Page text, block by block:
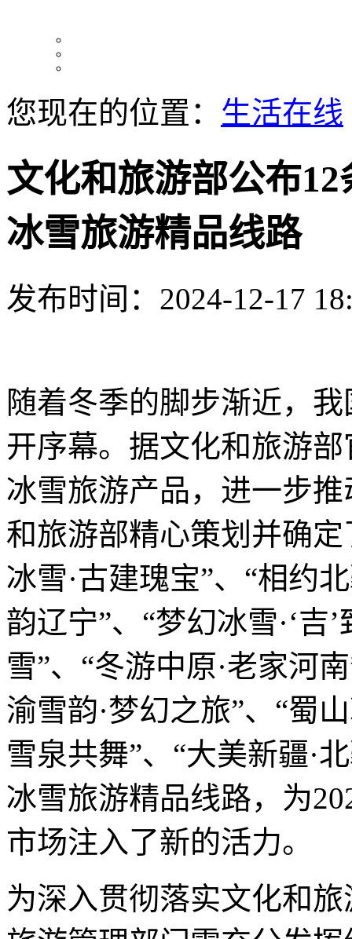
您现在的位置： 生活在线
文化和旅游部公布
冰雪旅游精品线路
发布时间：2024-12-17
随着冬季的脚步渐近，
开序幕。据文化和旅游
冰雪旅游产品，进一步
和旅游部精心策划并确定
冰雪·古建瑰宝”、“相约
韵辽宁”、“梦幻冰雪·‘吉
雪”、“冬游中原·老家河
渝雪韵·梦幻之旅”、“蜀
雪泉共舞”、“大美新疆·
冰雪旅游精品线路，为
市场注入了新的活力。
为深入贯彻落实文化和